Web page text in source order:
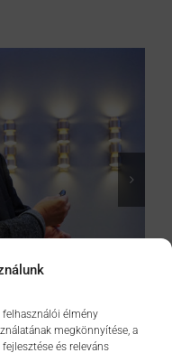
felhasználói élmény
megkönnyítése, a
és releváns